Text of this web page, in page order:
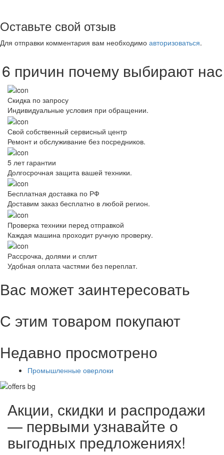
Оставьте свой отзыв
Для отправки комментария вам необходимо авторизоваться.
6 причин почему выбирают нас
Скидка по запросу
Индивидуальные условия при обращении.
Свой собственный сервисный центр
Ремонт и обслуживание без посредников.
5 лет гарантии
Долгосрочная защита вашей техники.
Бесплатная доставка по РФ
Доставим заказ бесплатно в любой регион.
Проверка техники перед отправкой
Каждая машина проходит ручную проверку.
Рассрочка, долями и сплит
Удобная оплата частями без переплат.
Вас может заинтересовать
С этим товаром покупают
Недавно просмотрено
Промышленные оверлоки
Акции, скидки и распродажи
— первыми узнавайте о
выгодных предложениях!